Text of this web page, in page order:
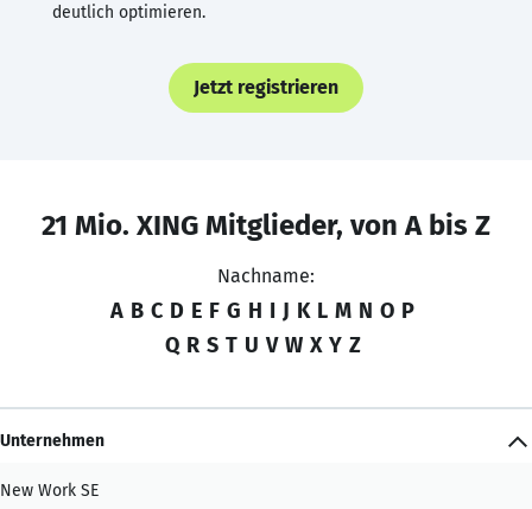
deutlich optimieren.
Jetzt registrieren
21 Mio. XING Mitglieder, von A bis Z
Nachname:
A B C D E F G H I J K L M N O P
Q R S T U V W X Y Z
Unternehmen
New Work SE